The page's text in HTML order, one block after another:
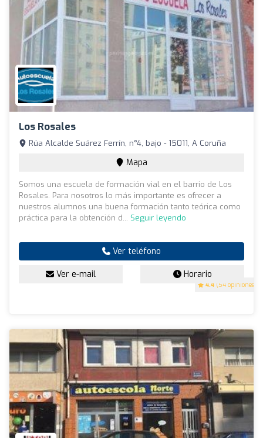
Los Rosales
4.4 (54 opiniones)
Rúa Alcalde Suárez Ferrín, n°4, bajo - 15011, A Coruña
Mapa
Somos una escuela de formación vial en el barrio de Los
Rosales. Para nosotros lo más importante es ofrecer a
nuestros alumnos una buena formación tanto teórica como
práctica para la obtención d... Seguir leyendo
Ver teléfono
Ver e-mail Horario